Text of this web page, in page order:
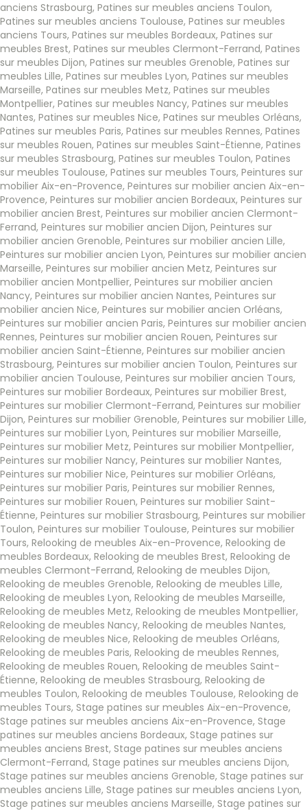
anciens Strasbourg, Patines sur meubles anciens Toulon,
Patines sur meubles anciens Toulouse, Patines sur meubles
anciens Tours, Patines sur meubles Bordeaux, Patines sur
meubles Brest, Patines sur meubles Clermont-Ferrand, Patines
sur meubles Dijon, Patines sur meubles Grenoble, Patines sur
meubles Lille, Patines sur meubles Lyon, Patines sur meubles
Marseille, Patines sur meubles Metz, Patines sur meubles
Montpellier, Patines sur meubles Nancy, Patines sur meubles
Nantes, Patines sur meubles Nice, Patines sur meubles Orléans,
Patines sur meubles Paris, Patines sur meubles Rennes, Patines
sur meubles Rouen, Patines sur meubles Saint-Étienne, Patines
sur meubles Strasbourg, Patines sur meubles Toulon, Patines
sur meubles Toulouse, Patines sur meubles Tours, Peintures sur
mobilier Aix-en-Provence, Peintures sur mobilier ancien Aix-en-
Provence, Peintures sur mobilier ancien Bordeaux, Peintures sur
mobilier ancien Brest, Peintures sur mobilier ancien Clermont-
Ferrand, Peintures sur mobilier ancien Dijon, Peintures sur
mobilier ancien Grenoble, Peintures sur mobilier ancien Lille,
Peintures sur mobilier ancien Lyon, Peintures sur mobilier ancien
Marseille, Peintures sur mobilier ancien Metz, Peintures sur
mobilier ancien Montpellier, Peintures sur mobilier ancien
Nancy, Peintures sur mobilier ancien Nantes, Peintures sur
mobilier ancien Nice, Peintures sur mobilier ancien Orléans,
Peintures sur mobilier ancien Paris, Peintures sur mobilier ancien
Rennes, Peintures sur mobilier ancien Rouen, Peintures sur
mobilier ancien Saint-Étienne, Peintures sur mobilier ancien
Strasbourg, Peintures sur mobilier ancien Toulon, Peintures sur
mobilier ancien Toulouse, Peintures sur mobilier ancien Tours,
Peintures sur mobilier Bordeaux, Peintures sur mobilier Brest,
Peintures sur mobilier Clermont-Ferrand, Peintures sur mobilier
Dijon, Peintures sur mobilier Grenoble, Peintures sur mobilier Lille,
Peintures sur mobilier Lyon, Peintures sur mobilier Marseille,
Peintures sur mobilier Metz, Peintures sur mobilier Montpellier,
Peintures sur mobilier Nancy, Peintures sur mobilier Nantes,
Peintures sur mobilier Nice, Peintures sur mobilier Orléans,
Peintures sur mobilier Paris, Peintures sur mobilier Rennes,
Peintures sur mobilier Rouen, Peintures sur mobilier Saint-
Étienne, Peintures sur mobilier Strasbourg, Peintures sur mobilier
Toulon, Peintures sur mobilier Toulouse, Peintures sur mobilier
Tours, Relooking de meubles Aix-en-Provence, Relooking de
meubles Bordeaux, Relooking de meubles Brest, Relooking de
meubles Clermont-Ferrand, Relooking de meubles Dijon,
Relooking de meubles Grenoble, Relooking de meubles Lille,
Relooking de meubles Lyon, Relooking de meubles Marseille,
Relooking de meubles Metz, Relooking de meubles Montpellier,
Relooking de meubles Nancy, Relooking de meubles Nantes,
Relooking de meubles Nice, Relooking de meubles Orléans,
Relooking de meubles Paris, Relooking de meubles Rennes,
Relooking de meubles Rouen, Relooking de meubles Saint-
Étienne, Relooking de meubles Strasbourg, Relooking de
meubles Toulon, Relooking de meubles Toulouse, Relooking de
meubles Tours, Stage patines sur meubles Aix-en-Provence,
Stage patines sur meubles anciens Aix-en-Provence, Stage
patines sur meubles anciens Bordeaux, Stage patines sur
meubles anciens Brest, Stage patines sur meubles anciens
Clermont-Ferrand, Stage patines sur meubles anciens Dijon,
Stage patines sur meubles anciens Grenoble, Stage patines sur
meubles anciens Lille, Stage patines sur meubles anciens Lyon,
Stage patines sur meubles anciens Marseille, Stage patines sur